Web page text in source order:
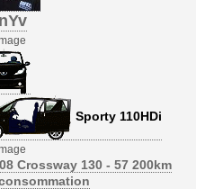
Sporty 110HDi
Crossway 130 - 57 200km